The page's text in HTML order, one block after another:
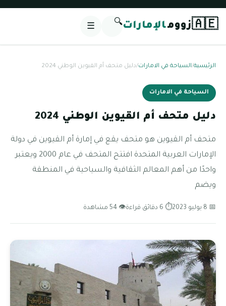
🇦🇪زوومالإمارات🔍
☰
الرئيسية/السياحة في الامارات/دليل متحف أم القيوين الوطني 2024
السياحة في الامارات
دليل متحف أم القيوين الوطني 2024
متحف أم القيوين هو متحف يقع في إمارة أم القيوين في دولة
الإمارات العربية المتحدة افتتح المتحف في عام 2000 ويعتبر
واحدًا من أهم المعالم الثقافية والسياحية في المنطقة
ويضم
📅 8 يوليو 2023 ⏱ 6 دقائق قراءة 👁 54 مشاهدة